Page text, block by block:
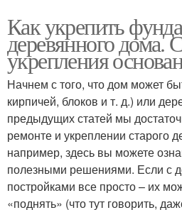
Как укрепить
деревянного дома.
укрепления
Начнем с того, что дом может
кирпичей, блоков и т. д.) или
предыдущих статей мы
ремонте и укреплении старого
например, здесь вы можете
полезными решениями. Если с
постройками все просто – их
«поднять» (что тут говорить,